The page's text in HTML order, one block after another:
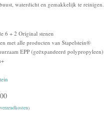
waterdicht en gemakkelijk te reinigen.
6 + 2 Original stenen
met alle producten van Stapelstein®
EPP (geëxpandeerd polypropyleen)
verzendkosten)